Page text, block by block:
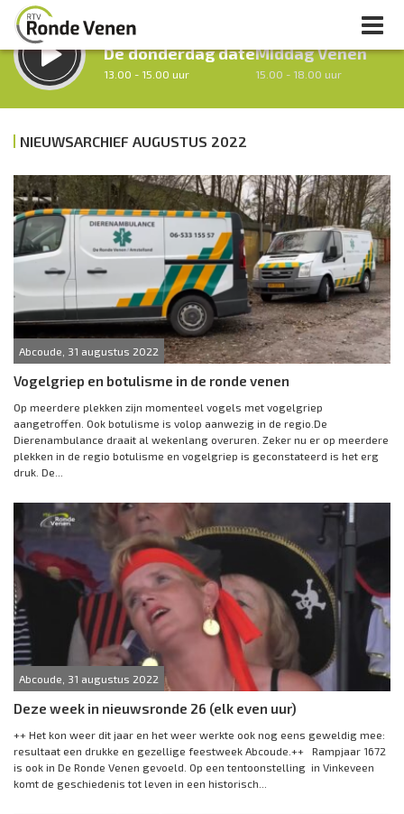
LUISTER LIVE:
De donderdag date
13.00 - 15.00 uur
Middag Venen
15.00 - 18.00 uur
Vorig uur Volgend uur
Inklappen
NIEUWSARCHIEF AUGUSTUS 2022
Abcoude, 31 augustus 2022
Vogelgriep en botulisme in de ronde venen
Op meerdere plekken zijn momenteel vogels met vogelgriep
aangetroffen. Ook botulisme is volop aanwezig in de regio.De
Dierenambulance draait al wekenlang overuren. Zeker nu er op meerdere
plekken in de regio botulisme en vogelgriep is geconstateerd is het erg
druk. De...
Abcoude, 31 augustus 2022
Deze week in nieuwsronde 26 (elk even uur)
++ Het kon weer dit jaar en het weer werkte ook nog eens geweldig mee:
resultaat een drukke en gezellige feestweek Abcoude.++ Rampjaar 1672
is ook in De Ronde Venen gevoeld. Op een tentoonstelling in Vinkeveen
komt de geschiedenis tot leven in een historisch...